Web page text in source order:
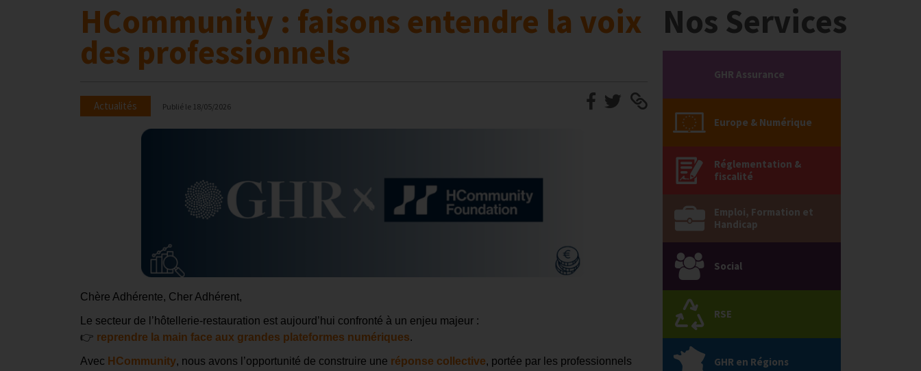
HCommunity : faisons entendre la voix
des professionnels
Actualités Publié le 18/05/2026
Chère Adhérente, Cher Adhérent,
Le secteur de l’hôtellerie-restauration est aujourd’hui confronté à un enjeu majeur :
👉 reprendre la main face aux grandes plateformes numériques.
Avec HCommunity, nous avons l’opportunité de construire une réponse collective, portée par les professionnels
Nos Services
GHR Assurance
Europe & Numérique
Réglementation &
fiscalité
Emploi, Formation et
Handicap
Social
RSE
GHR en Régions